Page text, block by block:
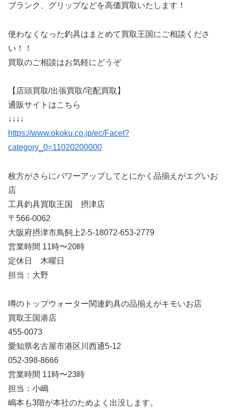
ブランク、グリップなどを高価買取いたします！
使わなくなった釣具はまとめて買取王国にご相談くださ
い！！
買取のご相談はお気軽にどうぞ
【店頭買取/出張買取/宅配買取】
通販サイトはこちら
↓↓↓↓
https://www.okoku.co.jp/ec/Facet?
category_0=11020200000
枚方がさらにパワーアップしてとにかく品揃えがエグいお
店
工具釣具買取王国 摂津店
〒566-0062
大阪府摂津市鳥飼上2-5-18072-653-2779
営業時間 11時〜20時
定休日 木曜日
担当：大野
噂のトップウォーター関連釣具の品揃えがキモいお店
買取王国港店
455-0073
愛知県名古屋市港区川西通5-12
052-398-8666
営業時間 11時〜23時
担当：小嶋
嶋本も3階が本社のためよく出没します。